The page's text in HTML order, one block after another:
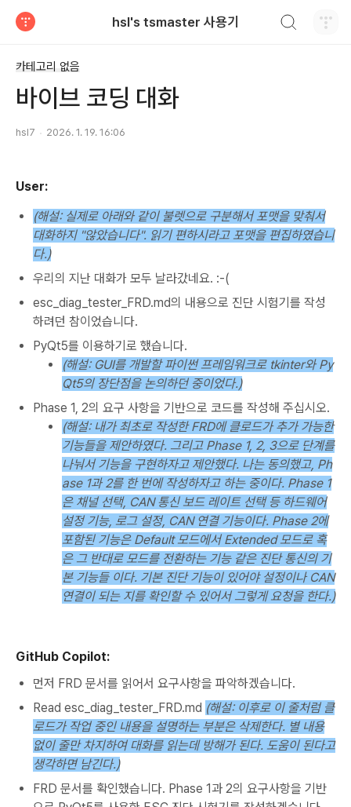
hsl's tsmaster 사용기
카테고리 없음
바이브 코딩 대화
hsl7 2026. 1. 19. 16:06
User:
(해설: 실제로 아래와 같이 불렛으로 구분해서 포맷을 맞춰서
대화하지 "않았습니다". 읽기 편하시라고 포맷을 편집하였습니
다.)
우리의 지난 대화가 모두 날라갔네요. :-(
esc_diag_tester_FRD.md의 내용으로 진단 시험기를 작성
하려던 참이었습니다.
PyQt5를 이용하기로 했습니다.
(해설: GUI를 개발할 파이썬 프레임워크로 tkinter와 Py
Qt5의 장단점을 논의하던 중이었다.)
Phase 1, 2의 요구 사항을 기반으로 코드를 작성해 주십시오.
(해설: 내가 최초로 작성한 FRD에 클로드가 추가 가능한
기능들을 제안하였다. 그리고 Phase 1, 2, 3으로 단계를
나눠서 기능을 구현하자고 제안했다. 나는 동의했고, Ph
ase 1과 2를 한 번에 작성하자고 하는 중이다. Phase 1
은 채널 선택, CAN 통신 보드 레이트 선택 등 하드웨어
설정 기능, 로그 설정, CAN 연결 기능이다. Phase 2에
포함된 기능은 Default 모드에서 Extended 모드로 혹
은 그 반대로 모드를 전환하는 기능 같은 진단 통신의 기
본 기능들 이다. 기본 진단 기능이 있어야 설정이나 CAN
연결이 되는 지를 확인할 수 있어서 그렇게 요청을 한다.)
GitHub Copilot:
먼저 FRD 문서를 읽어서 요구사항을 파악하겠습니다.
Read esc_diag_tester_FRD.md (해설: 이후로 이 줄처럼 클
로드가 작업 중인 내용을 설명하는 부분은 삭제한다. 별 내용
없이 줄만 차지하여 대화를 읽는데 방해가 된다. 도움이 된다고
생각하면 남긴다.)
FRD 문서를 확인했습니다. Phase 1과 2의 요구사항을 기반